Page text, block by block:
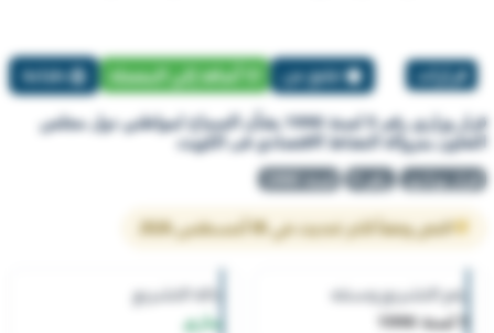
قرارات تبليغ عن أضافة إلي المفضلة طباعة
قرار وزاري رقم 5 لسنة 1990 بشأن السماح لمواطني دول مجلس
التعاون بمزوالة النشاط الاقتصادي فى الكويت
قرار وزاري رقم 5 لسنة 1990
النص وفقاً لآخر تحديث في 05 أغسطس 2026
رقم التشريع وسنته
5 لسنة 1990
حالة التشريع
ساري